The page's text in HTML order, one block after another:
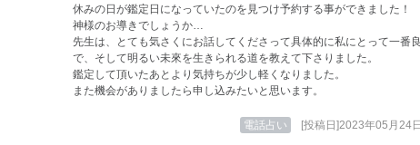
休みの日が鑑定日になっていたのを見つけ予約する事ができました！
神様のお導きでしょうか…
先生は、とても気さくにお話してくださって具体的に私にとって一番
で、そして明るい未來を生きられる道を教えて下さりました。
鑑定して頂いたあとより気持ちが少し軽くなりました。
また機会がありましたら申し込みたいと思います。
電話占い [投稿日]2023年05月24